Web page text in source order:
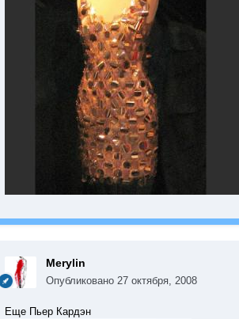
Merylin
Опубликовано 27 октября, 2008
Еще Пьер Кардэн